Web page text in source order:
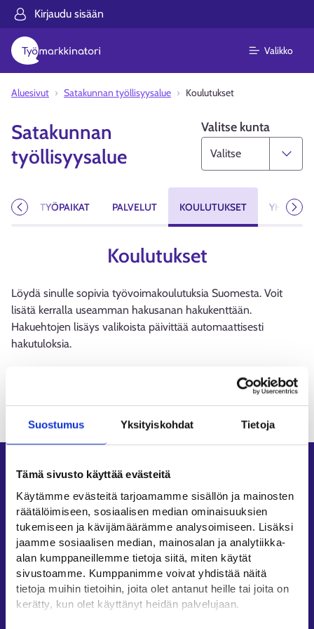
Suostumus Yksityiskohdat Tietoja
Tämä sivusto käyttää evästeitä
Käytämme evästeitä tarjoamamme sisällön ja mainosten
räätälöimiseen, sosiaalisen median ominaisuuksien
tukemiseen ja kävijämäärämme analysoimiseen. Lisäksi
jaamme sosiaalisen median, mainosalan ja analytiikka-
alan kumppaneillemme tietoja siitä, miten käytät
sivustoamme. Kumppanimme voivat yhdistää näitä
tietoja muihin tietoihin, joita olet antanut heille tai joita on
kerätty, kun olet käyttänyt heidän palvelujaan.
Kirjaudu sisään
Valikko
Aluesivut Satakunnan työllisyysalue Koulutukset
Satakunnan
työllisyysalue
Valitse kunta
TYÖPAIKAT PALVELUT KOULUTUKSET
Edellinen
Koulutukset
Löydä sinulle sopivia työvoimakoulutuksia Suomesta. Voit
lisätä kerralla useamman hakusanan hakukenttään.
Hakuehtojen lisäys valikoista päivittää automaattisesti
hakutuloksia.
Oikopolut
Asiointi
Oma työpolku
Työnhakuprofiili
Avoimet työpaikat
Tietoa muilla kielillä
Asiakaspalvelu